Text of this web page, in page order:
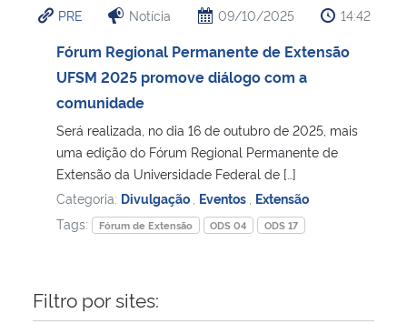
Ministério da Cidadania
Ministério de Minas e Energia
Ministério da Ciência, Tecnologia, Inovações e Comunicações
Ministério do Meio Ambiente
Ministério do Desenvolvimento Regional
PRE Notícia 09/10/2025 14:42
Fórum Regional Permanente de Extensão
UFSM 2025 promove diálogo com a
comunidade
Será realizada, no dia 16 de outubro de 2025, mais
uma edição do Fórum Regional Permanente de
Extensão da Universidade Federal de […]
Categoria: Divulgação Eventos Extensão
Tags:
Fórum de Extensão ODS 04 ODS 17
Filtro por sites: